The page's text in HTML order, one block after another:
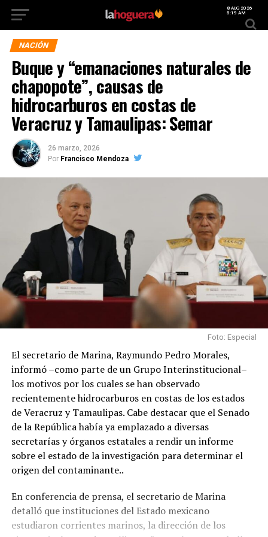
8 AUG 2026
5:19 AM
NACIÓN
Buque y “emanaciones naturales de
chapopote”, causas de
hidrocarburos en costas de
Veracruz y Tamaulipas: Semar
26 marzo, 2026
Por Francisco Mendoza
Foto: Especial
El secretario de Marina, Raymundo Pedro Morales,
informó –como parte de un Grupo Interinstitucional–
los motivos por los cuales se han observado
recientemente hidrocarburos en costas de los estados
de Veracruz y Tamaulipas. Cabe destacar que el Senado
de la República había ya emplazado a diversas
secretarías y órganos estatales a rendir un informe
sobre el estado de la investigación para determinar el
origen del contaminante..
En conferencia de prensa, el secretario de Marina
detalló que instituciones del Estado mexicano
estudiaron corrientes marinos, la dirección de los